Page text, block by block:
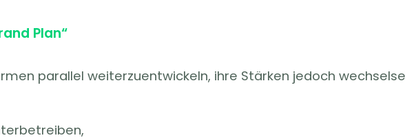
Plan“
parallel weiterzuentwickeln, ihre Stärken jedoch